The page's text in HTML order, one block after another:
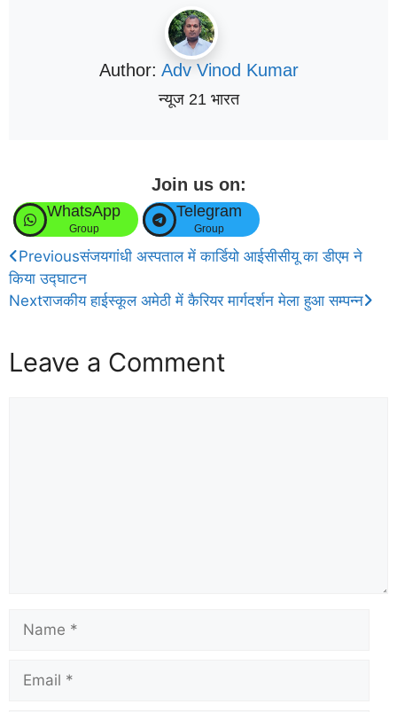
Author: Adv Vinod Kumar
न्यूज 21 भारत
Join us on:
WhatsApp
Group
Telegram
Group
Previousसंजयगांधी अस्पताल में कार्डियो आईसीसीयू का डीएम ने
किया उद्घाटन
Nextराजकीय हाईस्कूल अमेठी में कैरियर मार्गदर्शन मेला हुआ सम्पन्न
Leave a Comment